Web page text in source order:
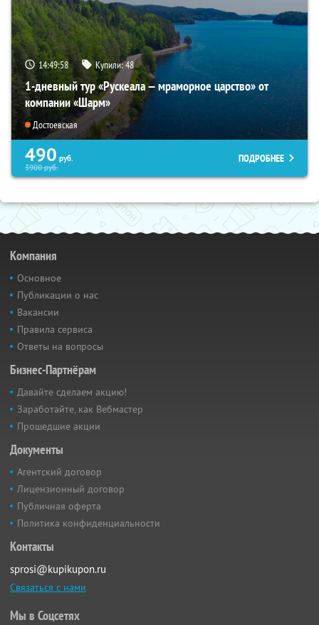
14:49:57 Купили:48
1-дневный тур «Рускеала — мраморное царство» от
компании «Шарм»
Достоевская
490 руб.
3900руб.
ПОДРОБНЕЕ
Компания
Основное
Публикации о нас
Вакансии
Правила сервиса
Ответы на вопросы
Бизнес-Партнёрам
Давайте сделаем акцию!
Заработайте, как Вебмастер
Прошедшие акции
Документы
Агентский договор
Лицензионный договор
Публичная оферта
Политика конфиденциальности
Контакты
sprosi@kupikupon.ru
Связаться с нами
Мы в Соцсетях